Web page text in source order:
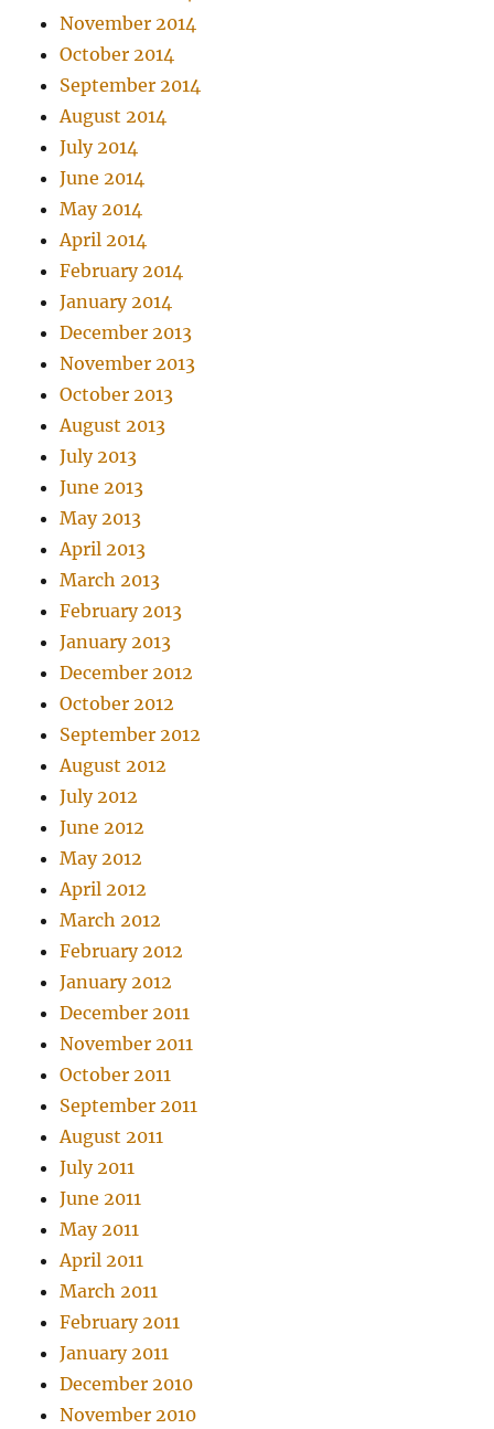
November 2014
October 2014
September 2014
August 2014
July 2014
June 2014
May 2014
April 2014
February 2014
January 2014
December 2013
November 2013
October 2013
August 2013
July 2013
June 2013
May 2013
April 2013
March 2013
February 2013
January 2013
December 2012
October 2012
September 2012
August 2012
July 2012
June 2012
May 2012
April 2012
March 2012
February 2012
January 2012
December 2011
November 2011
October 2011
September 2011
August 2011
July 2011
June 2011
May 2011
April 2011
March 2011
February 2011
January 2011
December 2010
November 2010